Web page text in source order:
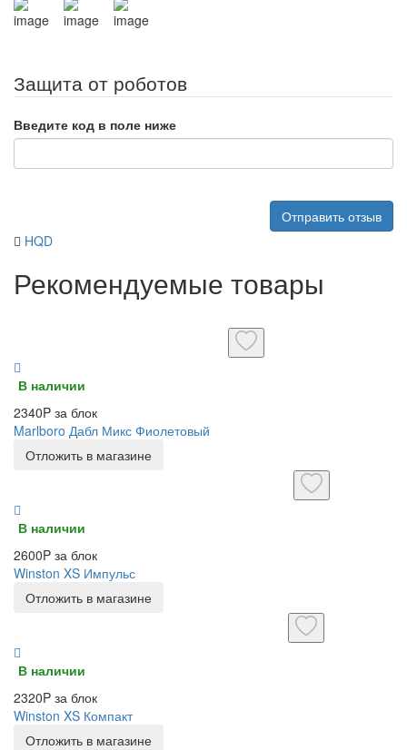
Защита от роботов
Введите код в поле ниже
Отправить отзыв
HQD
Рекомендуемые товары
В наличии
2340P за блок
Marlboro Дабл Микс Фиолетовый
Отложить в магазине
В наличии
2600P за блок
Winston XS Импульс
Отложить в магазине
В наличии
2320P за блок
Winston XS Компакт
Отложить в магазине